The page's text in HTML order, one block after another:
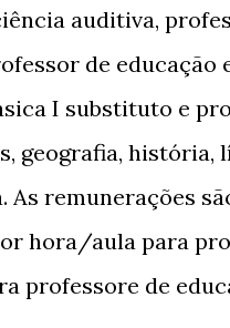
auditiva,
de educação
I substituto e
geografia, história,
remunerações
hora/aula para
professore de